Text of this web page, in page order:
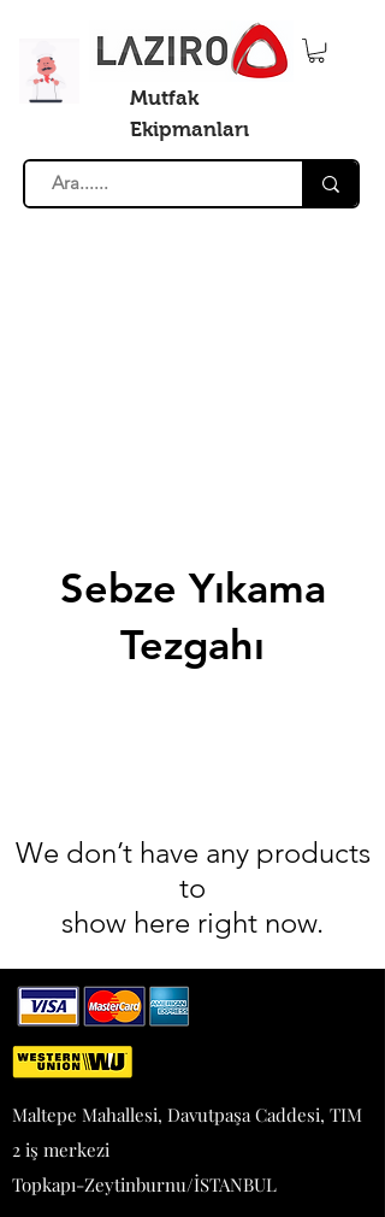
Mutfak
Ekipmanları
Sebze Yıkama
Tezgahı
We don’t have any products
to
show here right now.
Maltepe Mahallesi, Davutpaşa Caddesi, TIM
2 iş merkezi
Topkapı-Zeytinburnu/İSTANBUL